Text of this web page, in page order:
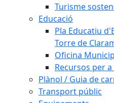
Turisme
Educació
Pla Educatiu
Torre de
Oficina
Recursos per
Plànol / Guia de
Transport públic